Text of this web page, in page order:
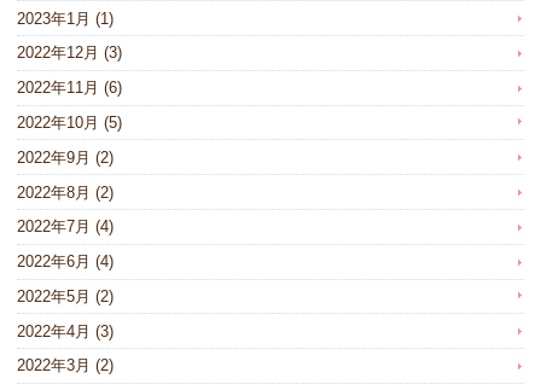
2023年1月 (1)
2022年12月 (3)
2022年11月 (6)
2022年10月 (5)
2022年9月 (2)
2022年8月 (2)
2022年7月 (4)
2022年6月 (4)
2022年5月 (2)
2022年4月 (3)
2022年3月 (2)